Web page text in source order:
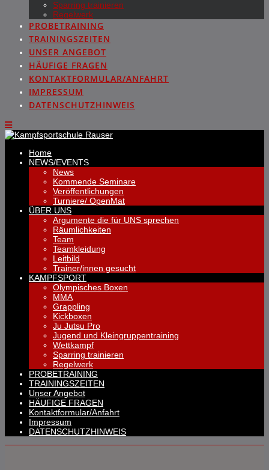
Sparring trainieren
Regelwerk
PROBETRAINING
TRAININGSZEITEN
UNSER ANGEBOT
HÄUFIGE FRAGEN
KONTAKTFORMULAR/ANFAHRT
IMPRESSUM
DATENSCHUTZHINWEIS
Home
NEWS/EVENTS
News
Kommende Seminare
Veröffentlichungen
Turniere/ OpenMat
ÜBER UNS
Argumente die für UNS sprechen
Räumlichkeiten
Team
Teamkleidung
Leitbild
Trainer/innen gesucht
KAMPFSPORT
Olympisches Boxen
MMA
Grappling
Kickboxen
Ju Jutsu Pro
Jugend und Kleingruppentraining
Wettkampf
Sparring trainieren
Regelwerk
PROBETRAINING
TRAININGSZEITEN
Unser Angebot
HÄUFIGE FRAGEN
Kontaktformular/Anfahrt
Impressum
DATENSCHUTZHINWEIS